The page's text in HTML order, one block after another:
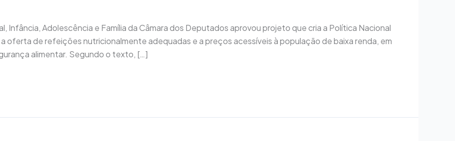
Infância, Adolescência e Família da Câmara dos Deputados aprovou projeto que cria a Política Nacional
oferta de refeições nutricionalmente adequadas e a preços acessíveis à população de baixa renda, em
alimentar. Segundo o texto, […]